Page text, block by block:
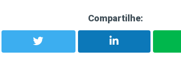
Compartilhe: